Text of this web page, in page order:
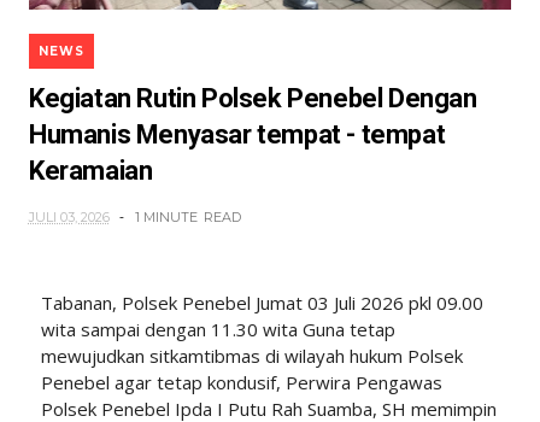
NEWS
Kegiatan Rutin Polsek Penebel Dengan
Humanis Menyasar tempat - tempat
Keramaian
JULI 03, 2026 1 MINUTE READ
Tabanan, Polsek Penebel Jumat 03 Juli 2026 pkl 09.00
wita sampai dengan 11.30 wita Guna tetap
mewujudkan sitkamtibmas di wilayah hukum Polsek
Penebel agar tetap kondusif, Perwira Pengawas
Polsek Penebel Ipda I Putu Rah Suamba, SH memimpin